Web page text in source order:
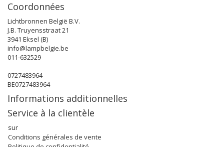
Coordonnées
Lichtbronnen België B.V.
J.B. Truyensstraat 21
3941 Eksel (B)
info@lampbelgie.be
011-632529
0727483964
BE0727483964
Informations additionnelles
Service à la clientèle
sur
Conditions générales de vente